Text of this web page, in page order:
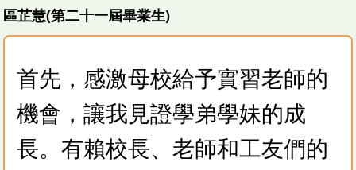
區芷慧(第二十一屆畢業生)
首先，感激母校給予實習老師的
機會，讓我見證學弟學妹的成
長。有賴校長、老師和工友們的